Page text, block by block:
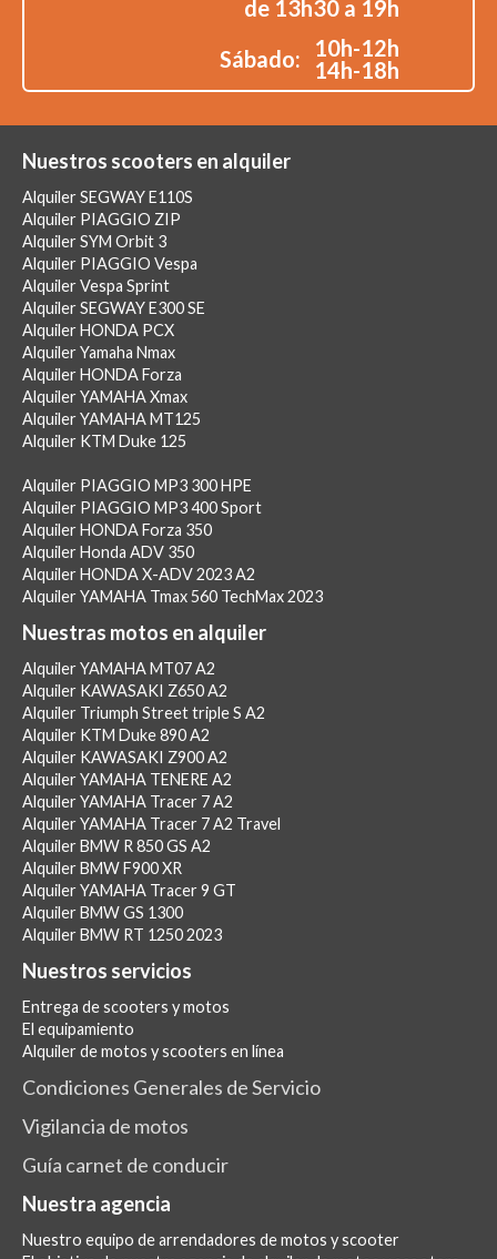
de 13h30 a 19h
Sábado:
10h-12h
14h-18h
Nuestros scooters en alquiler
Alquiler SEGWAY E110S
Alquiler PIAGGIO ZIP
Alquiler SYM Orbit 3
Alquiler PIAGGIO Vespa
Alquiler Vespa Sprint
Alquiler SEGWAY E300 SE
Alquiler HONDA PCX
Alquiler Yamaha Nmax
Alquiler HONDA Forza
Alquiler YAMAHA Xmax
Alquiler YAMAHA MT125
Alquiler KTM Duke 125
Alquiler PIAGGIO MP3 300 HPE
Alquiler PIAGGIO MP3 400 Sport
Alquiler HONDA Forza 350
Alquiler Honda ADV 350
Alquiler HONDA X-ADV 2023 A2
Alquiler YAMAHA Tmax 560 TechMax 2023
Nuestras motos en alquiler
Alquiler YAMAHA MT07 A2
Alquiler KAWASAKI Z650 A2
Alquiler Triumph Street triple S A2
Alquiler KTM Duke 890 A2
Alquiler KAWASAKI Z900 A2
Alquiler YAMAHA TENERE A2
Alquiler YAMAHA Tracer 7 A2
Alquiler YAMAHA Tracer 7 A2 Travel
Alquiler BMW R 850 GS A2
Alquiler BMW F900 XR
Alquiler YAMAHA Tracer 9 GT
Alquiler BMW GS 1300
Alquiler BMW RT 1250 2023
Nuestros servicios
Entrega de scooters y motos
El equipamiento
Alquiler de motos y scooters en línea
Condiciones Generales de Servicio
Vigilancia de motos
Guía carnet de conducir
Nuestra agencia
Nuestro equipo de arrendadores de motos y scooter